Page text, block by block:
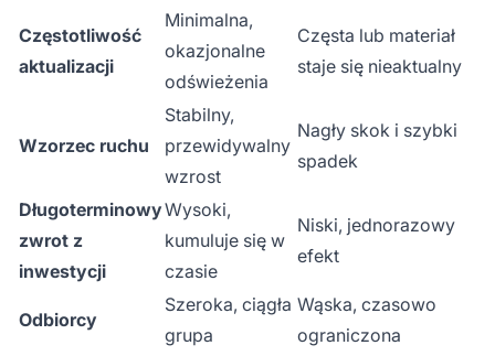
Częstotliwość
aktualizacji
Minimalna,
okazjonalne
odświeżenia
Częsta lub materiał
staje się nieaktualny
Wzorzec ruchu
Stabilny,
przewidywalny
wzrost
Nagły skok i szybki
spadek
Długoterminowy
zwrot z
inwestycji
Wysoki,
kumuluje się w
czasie
Niski, jednorazowy
efekt
Odbiorcy
Szeroka, ciągła
grupa
Wąska, czasowo
ograniczona